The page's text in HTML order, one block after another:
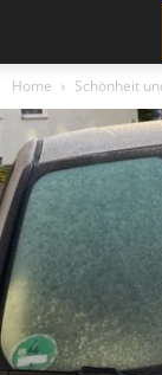
Home Schönheit